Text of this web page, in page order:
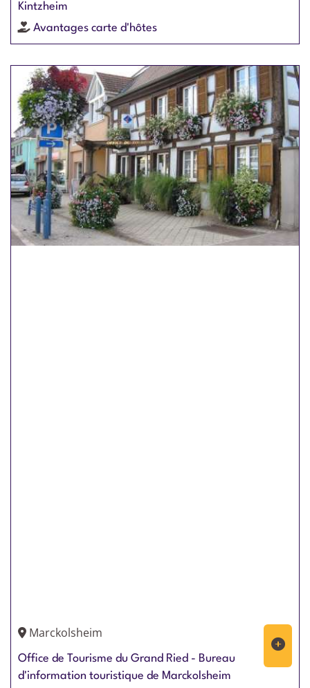
Kintzheim
Avantages carte d'hôtes
Marckolsheim
Office de Tourisme du Grand Ried - Bureau
d'information touristique de Marckolsheim